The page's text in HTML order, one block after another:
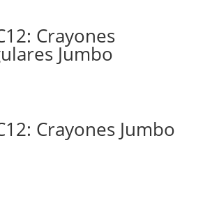
Crayones
Jumbo
Crayones Jumbo